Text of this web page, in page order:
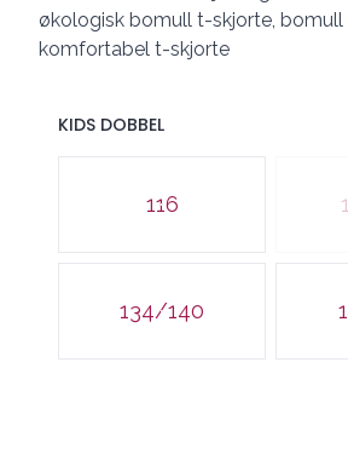
økologisk bomull t-skjorte, bomull
komfortabel t-skjorte
KIDS DOBBEL
Velg en KIDS DOBBEL
116
134/140